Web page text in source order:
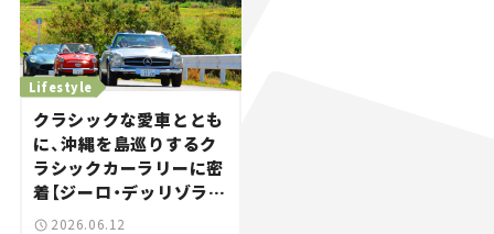
Lifestyle
クラシックな愛車ととも
に、沖縄を島巡りするク
ラシックカーラリーに密
着【ジーロ・デッリゾラ沖
縄｜Giro dell’Isola
2026.06.12